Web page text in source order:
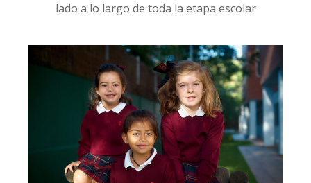
lado a lo largo de toda la etapa escolar